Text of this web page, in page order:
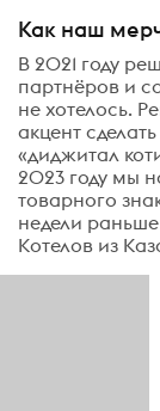
Как наш
В 2021 году
партнёров и
не хотелось.
акцент
«диджитал
2023 году мы
товарного
недели
Котелов из